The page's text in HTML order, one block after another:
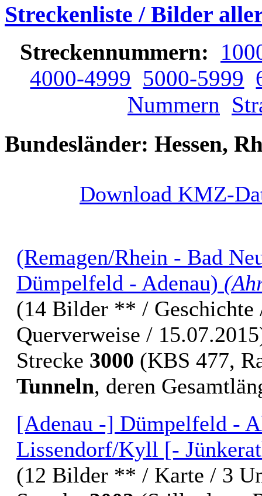
Streckenliste / Bilder
Streckennummern:
4000-4999 5000-5999
Nummern
Bundesländer: Hessen,
Download KMZ-
(Remagen/Rhein - Bad
Dümpelfeld - Adenau)
(14 Bilder ** / Geschichte
Querverweise /
Strecke 3000 (KBS 477,
Tunneln, deren
[Adenau -] Dümpelfeld -
Lissendorf/Kyll [-
(12 Bilder ** / Karte / 3